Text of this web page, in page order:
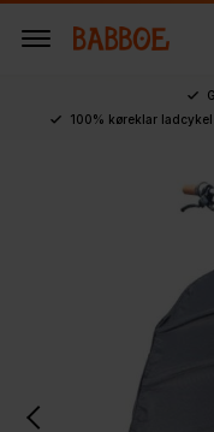
100% køreklar